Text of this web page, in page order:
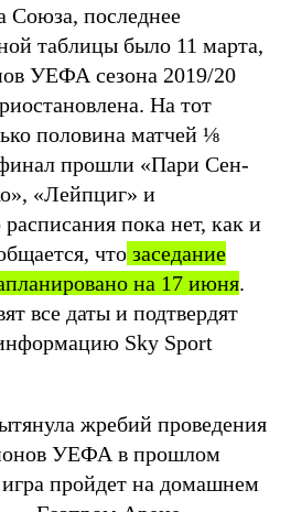
Союза, последнее
таблицы было 11 марта,
УЕФА сезона 2019/20
На тот
половина матчей ⅛
прошли «Пари Сен-
«Лейпциг» и
пока нет, как и
что заседание
на 17 июня.
все даты и подтвердят
Sky Sport
жребий проведения
УЕФА в прошлом
пройдет на домашнем